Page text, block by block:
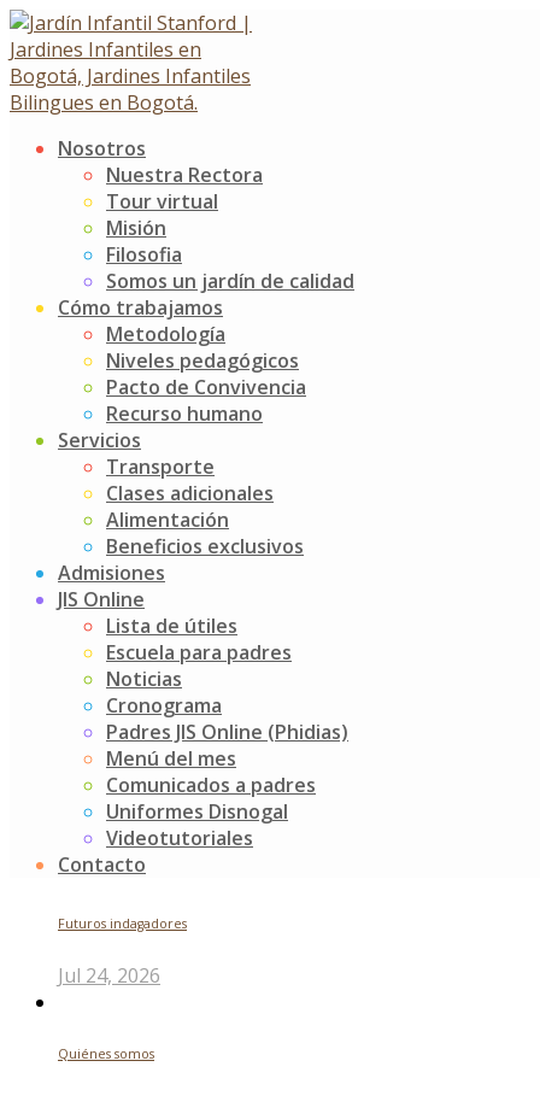
Skip
to
content
Nosotros
Nuestra Rectora
Tour virtual
Misión
Filosofia
Somos un jardín de calidad
Cómo trabajamos
Metodología
Niveles pedagógicos
Pacto de Convivencia
Recurso humano
Servicios
Transporte
Clases adicionales
Alimentación
Beneficios exclusivos
Admisiones
JIS Online
Lista de útiles
Escuela para padres
Noticias
Cronograma
Padres JIS Online (Phidias)
Menú del mes
Comunicados a padres
Uniformes Disnogal
Videotutoriales
Contacto
Actividad con masas JIS
Actividad con masas JIS
2 marzo, 20233 marzo, 2023
Noticias Jardín Infantil Stanford
¡Nuestros niños de K2 vivieron una actividad sensorial
divertida y deliciosa!
Fue muy emocionante ver a nuestros chiquitines
convertidos en unos verdaderos chefs, que jugando y
explorando, hicieron una deliciosa creación con harina y
leche condensada.
¡Fue un día lleno de creatividad y diversión para los
pequeños!
Post
navigation
JIS Internacional
Actividad musical k1
Buscar
Noticias recientes
Futuros indagadores
Jul 24, 2026
Quiénes somos